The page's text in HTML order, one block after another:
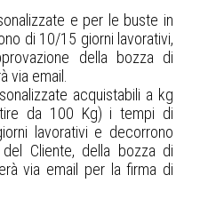
e per le buste in
di 10/15 giorni lavorativi,
della bozza di
via email.
acquistabili a kg
da 100 Kg) i tempi di
lavorativi e decorrono
Cliente, della bozza di
via email per la firma di